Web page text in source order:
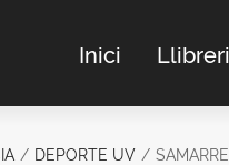
Inici
DEPORTE UV